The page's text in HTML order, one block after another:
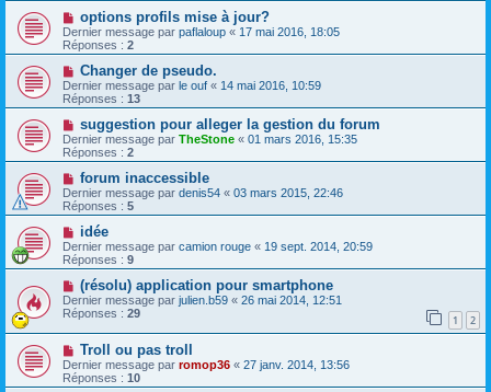
options profils mise à jour?
Dernier message par paflaloup « 17 mai 2016, 18:05
Réponses : 2
Changer de pseudo.
Dernier message par le ouf « 14 mai 2016, 10:59
Réponses : 13
suggestion pour alleger la gestion du forum
Dernier message par TheStone « 01 mars 2016, 15:35
Réponses : 2
forum inaccessible
Dernier message par denis54 « 03 mars 2015, 22:46
Réponses : 5
idée
Dernier message par camion rouge « 19 sept. 2014, 20:59
Réponses : 9
(résolu) application pour smartphone
Dernier message par julien.b59 « 26 mai 2014, 12:51
Réponses : 29 1 2
Troll ou pas troll
Dernier message par romop36 « 27 janv. 2014, 13:56
Réponses : 10